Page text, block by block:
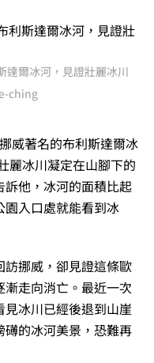
達爾冰河，見證壯麗冰川
ching
威著名的布利斯達爾冰
麗冰川凝定在山腳下的
他，冰河的面積比起
入口處就能看到冰
挪威，卻見證這條歐
走向消亡。最近一次
冰川已經後退到山崖
的冰河美景，恐難再